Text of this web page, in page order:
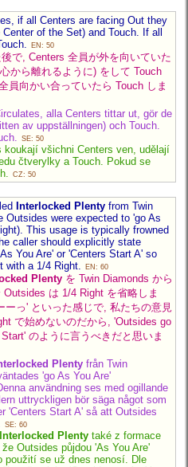
if all Centers are facing Out they
of the Set) and Touch. If all
EN: 50
で, Centers 全員が外を向いていた
から離れるように) をして Touch
員向かい合っていたら Touch しま
alla Centers tittar ut, gör de
av uppställningen) och Touch.
SE: 50
koukají všichni Centers ven, udělají
čtverylky a Touch. Pokud se
CZ: 50
Interlocked Plenty from Twin
Outsides were expected to 'go As
This usage is typically frowned
caller should explicitly state
You Are' or 'Centers Start A' so
with a 1/4 Right.
EN: 60
Plenty を Twin Diamonds から
は 1/4 Right を省略しま
ーっ' といった感じで, 私たちの意見
で始めないのだから, 'Outsides go
のように言うべきだと思いま
Plenty från Twin
'go As You Are'
användning ses med ogillande
uttryckligen bör säga något som
'Centers Start A' så att Outsides
SE: 60
Interlocked Plenty také z formace
Outsides půjdou 'As You Are'
použití se už dnes nenosí. Dle